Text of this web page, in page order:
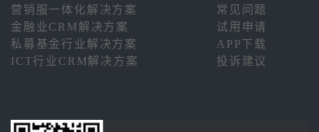
营销服一体化解决方案
常见问题
金融业CRM解决方案
试用申请
私募基金行业解决方案
APP下载
ICT行业CRM解决方案
投诉建议